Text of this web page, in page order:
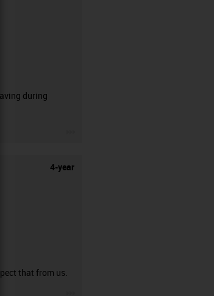
during
4-year
that from us.